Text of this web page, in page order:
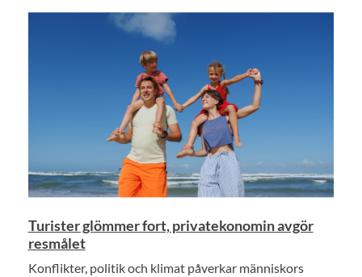
Turister glömmer fort, privatekonomin avgör
resmålet
Konflikter, politik och klimat påverkar människors